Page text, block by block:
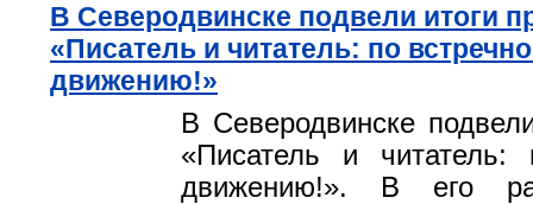
В Северодвинске подвели итоги
«Писатель и читатель: по
движению!»
В Северодвинске
«Писатель и читатель:
движению!». В его